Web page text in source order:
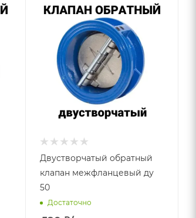
Двустворчатый обратный
клапан межфланцевый ду
50
Достаточно